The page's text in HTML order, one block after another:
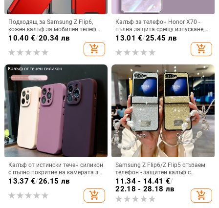
Подходящ за Samsung Z Flip6,
кожен калъф за мобилен телефон
Flip5, твърд двустранен калъф
против падане за Flip7, защитен
калъф Armor
10.40 €/20.34 лв
add_shopping_cart
Калъф за телефон Honor X70 -
пълна защита срещу изпускане,
закалено стъкло, модел Аурора
13.01 €/25.45 лв
add_shopping_cart
Калъф от истински течен силикон
с пълно покритие на камерата за
iPhone 14 Pro Max, iPhone 13 Pro
и iPhone 12 — удароустойчив
13.37 €/26.15 лв
add_shopping_cart
Samsung Z Flip6/Z Flip5 сгъваем
телефон - защитен калъф с
блестяща гривна
11.34 - 14.41 €/
22.18 - 28.18 лв
add_shopping_cart